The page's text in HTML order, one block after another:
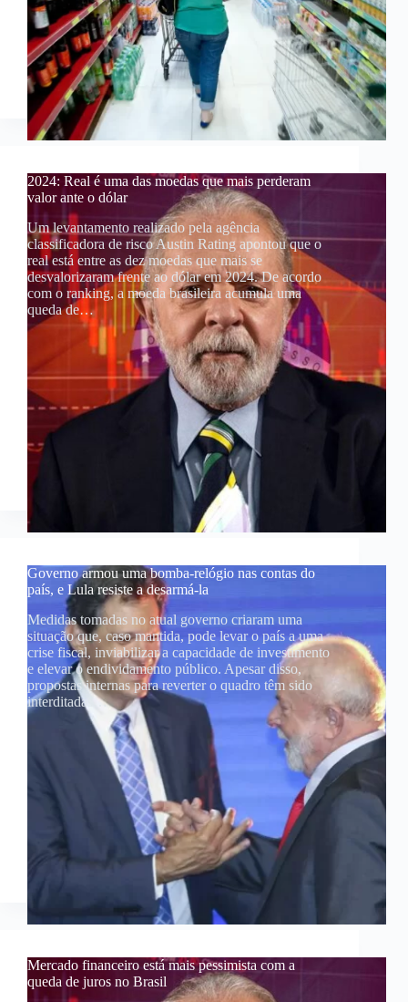
2024: Real é uma das moedas que mais perderam
valor ante o dólar
Um levantamento realizado pela agência
classificadora de risco Austin Rating apontou que o
real está entre as dez moedas que mais se
desvalorizaram frente ao dólar em 2024. De acordo
com o ranking, a moeda brasileira acumula uma
queda de…
Governo armou uma bomba-relógio nas contas do
país, e Lula resiste a desarmá-la
Medidas tomadas no atual governo criaram uma
situação que, caso mantida, pode levar o país a uma
crise fiscal, inviabilizar a capacidade de investimento
e elevar o endividamento público. Apesar disso,
propostas internas para reverter o quadro têm sido
interditadas…
Mercado financeiro está mais pessimista com a
queda de juros no Brasil